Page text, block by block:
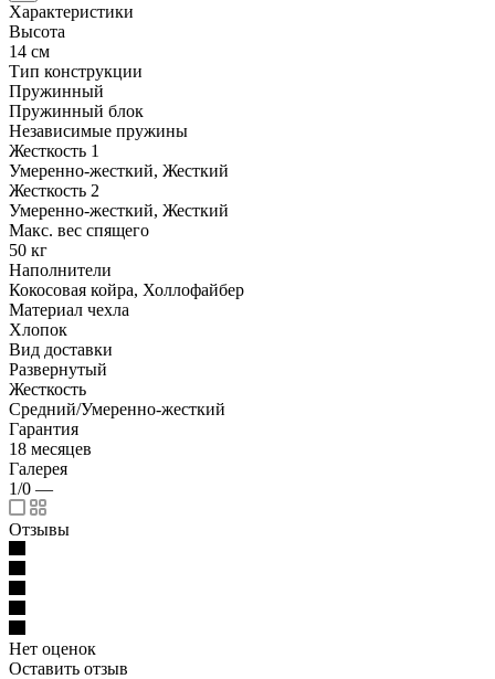
Характеристики
Высота
14 см
Тип конструкции
Пружинный
Пружинный блок
Независимые пружины
Жесткость 1
Умеренно-жесткий, Жесткий
Жесткость 2
Умеренно-жесткий, Жесткий
Макс. вес спящего
50 кг
Наполнители
Кокосовая койра, Холлофайбер
Материал чехла
Хлопок
Вид доставки
Развернутый
Жесткость
Средний/Умеренно-жесткий
Гарантия
18 месяцев
Галерея
1/0 —
Отзывы
Нет оценок
Оставить отзыв